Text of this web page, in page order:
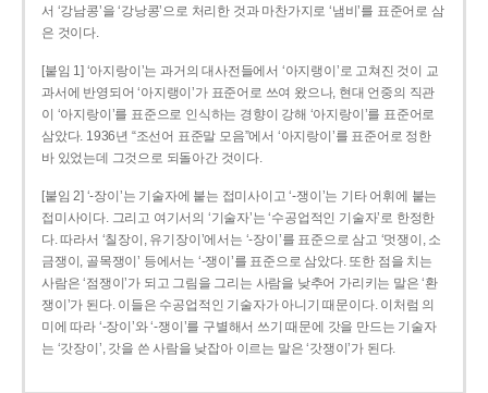
서 ‘강남콩’을 ‘강낭콩’으로 처리한 것과 마찬가지로 ‘냄비’를 표준어로 삼
은 것이다.
[붙임 1] ‘아지랑이’는 과거의 대사전들에서 ‘아지랭이’로 고쳐진 것이 교
과서에 반영되어 ‘아지랭이’가 표준어로 쓰여 왔으나, 현대 언중의 직관
이 ‘아지랑이’를 표준으로 인식하는 경향이 강해 ‘아지랑이’를 표준어로
삼았다. 1936년 “조선어 표준말 모음”에서 ‘아지랑이’를 표준어로 정한
바 있었는데 그것으로 되돌아간 것이다.
[붙임 2] ‘-장이’는 기술자에 붙는 접미사이고 ‘-쟁이’는 기타 어휘에 붙는
접미사이다. 그리고 여기서의 ‘기술자’는 ‘수공업적인 기술자’로 한정한
다. 따라서 ‘칠장이, 유기장이’에서는 ‘-장이’를 표준으로 삼고 ‘멋쟁이, 소
금쟁이, 골목쟁이’ 등에서는 ‘-쟁이’를 표준으로 삼았다. 또한 점을 치는
사람은 ‘점쟁이’가 되고 그림을 그리는 사람을 낮추어 가리키는 말은 ‘환
쟁이’가 된다. 이들은 수공업적인 기술자가 아니기 때문이다. 이처럼 의
미에 따라 ‘-장이’와 ‘-쟁이’를 구별해서 쓰기 때문에 갓을 만드는 기술자
는 ‘갓장이’, 갓을 쓴 사람을 낮잡아 이르는 말은 ‘갓쟁이’가 된다.